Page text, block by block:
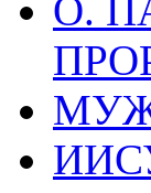
О.
МУЖ